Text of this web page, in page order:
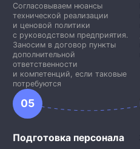
Согласовываем нюансы
технической реализации
и ценовой политики
с руководством предприятия.
Заносим в договор пункты
дополнительной
ответственности
и компетенций, если таковые
потребуются
05
Подготовка персонала